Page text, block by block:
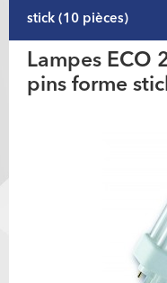
stick (10 pièces)
Lampes ECO
pins forme